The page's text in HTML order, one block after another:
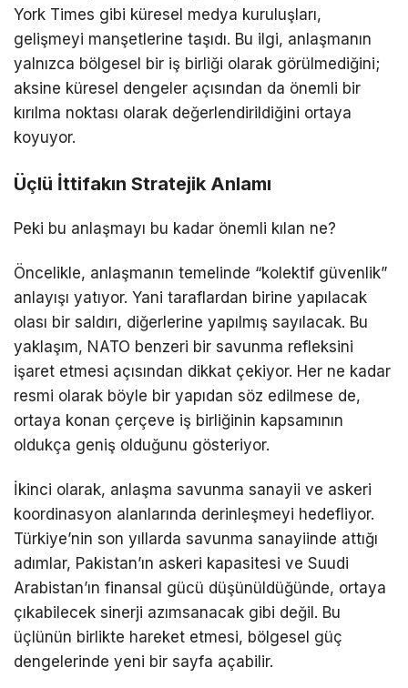
York Times gibi küresel medya kuruluşları,
gelişmeyi manşetlerine taşıdı. Bu ilgi, anlaşmanın
yalnızca bölgesel bir iş birliği olarak görülmediğini;
aksine küresel dengeler açısından da önemli bir
kırılma noktası olarak değerlendirildiğini ortaya
koyuyor.
Üçlü İttifakın Stratejik Anlamı
Peki bu anlaşmayı bu kadar önemli kılan ne?
Öncelikle, anlaşmanın temelinde “kolektif güvenlik”
anlayışı yatıyor. Yani taraflardan birine yapılacak
olası bir saldırı, diğerlerine yapılmış sayılacak. Bu
yaklaşım, NATO benzeri bir savunma refleksini
işaret etmesi açısından dikkat çekiyor. Her ne kadar
resmi olarak böyle bir yapıdan söz edilmese de,
ortaya konan çerçeve iş birliğinin kapsamının
oldukça geniş olduğunu gösteriyor.
İkinci olarak, anlaşma savunma sanayii ve askeri
koordinasyon alanlarında derinleşmeyi hedefliyor.
Türkiye’nin son yıllarda savunma sanayiinde attığı
adımlar, Pakistan’ın askeri kapasitesi ve Suudi
Arabistan’ın finansal gücü düşünüldüğünde, ortaya
çıkabilecek sinerji azımsanacak gibi değil. Bu
üçlünün birlikte hareket etmesi, bölgesel güç
dengelerinde yeni bir sayfa açabilir.